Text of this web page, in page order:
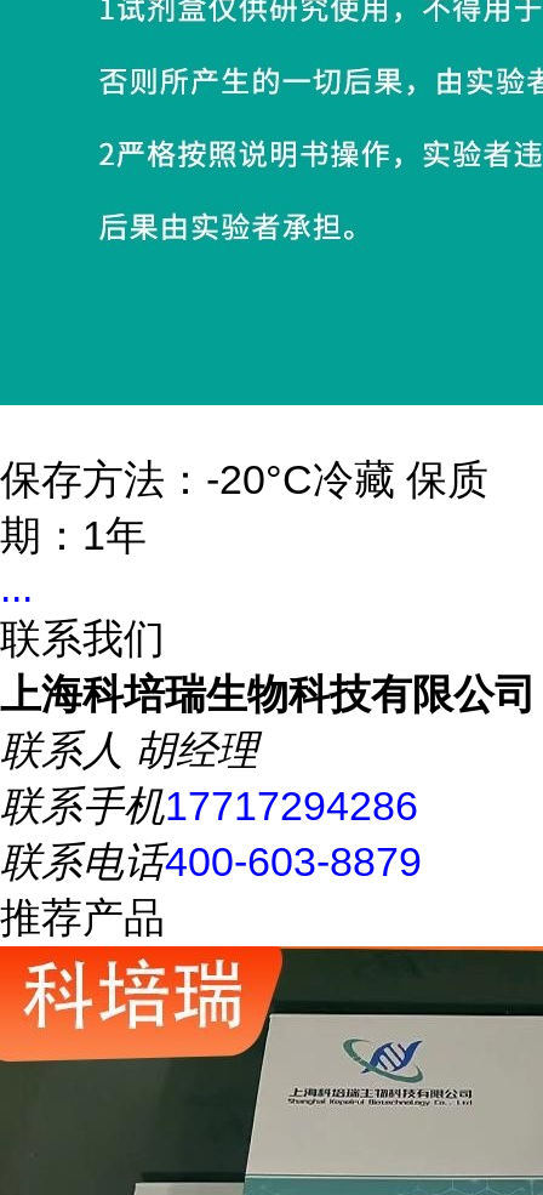
保存方法：-20°C冷藏 保质
期：1年
...
联系我们
上海科培瑞生物科技有限公司
联系人 胡经理
联系手机17717294286
联系电话400-603-8879
推荐产品